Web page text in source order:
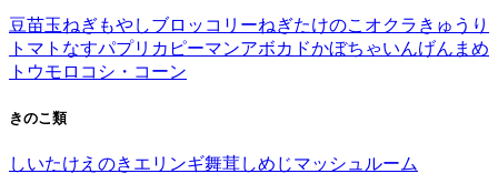
豆苗玉ねぎもやしブロッコリーねぎたけのこ オクラ きゅうり
トマト なすパプリカ ピーマンアボカドかぼちゃいんげんまめ
トウモロコシ・コーン
きのこ類
しいたけ えのき エリンギ舞茸しめじマッシュルーム